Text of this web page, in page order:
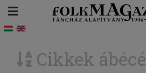
Cikkek ábécé